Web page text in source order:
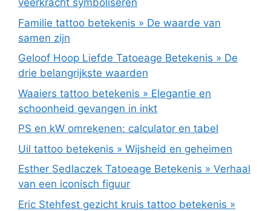
veerkracht symboliseren
Familie tattoo betekenis » De waarde van
samen zijn
Geloof Hoop Liefde Tatoeage Betekenis » De
drie belangrijkste waarden
Waaiers tattoo betekenis » Elegantie en
schoonheid gevangen in inkt
PS en kW omrekenen: calculator en tabel
Uil tattoo betekenis » Wijsheid en geheimen
Esther Sedlaczek Tatoeage Betekenis » Verhaal
van een iconisch figuur
Eric Stehfest gezicht kruis tattoo betekenis »